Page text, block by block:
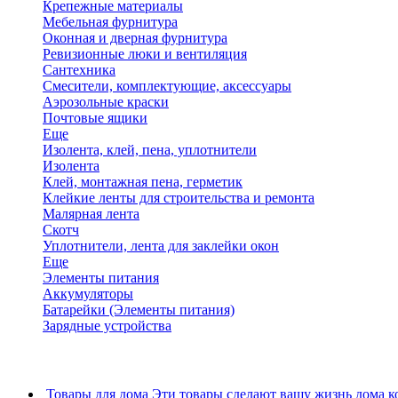
Крепежные материалы
Мебельная фурнитура
Оконная и дверная фурнитура
Ревизионные люки и вентиляция
Сантехника
Смесители, комплектующие, аксессуары
Аэрозольные краски
Почтовые ящики
Еще
Изолента, клей, пена, уплотнители
Изолента
Клей, монтажная пена, герметик
Клейкие ленты для строительства и ремонта
Малярная лента
Скотч
Уплотнители, лента для заклейки окон
Еще
Элементы питания
Аккумуляторы
Батарейки (Элементы питания)
Зарядные устройства
Товары для дома Эти товары сделают вашу жизнь дома